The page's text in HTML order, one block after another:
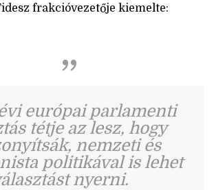
frakcióvezetője kiemelte:
európai parlamenti
tétje az lesz, hogy
nemzeti és
politikával is lehet
nyerni.